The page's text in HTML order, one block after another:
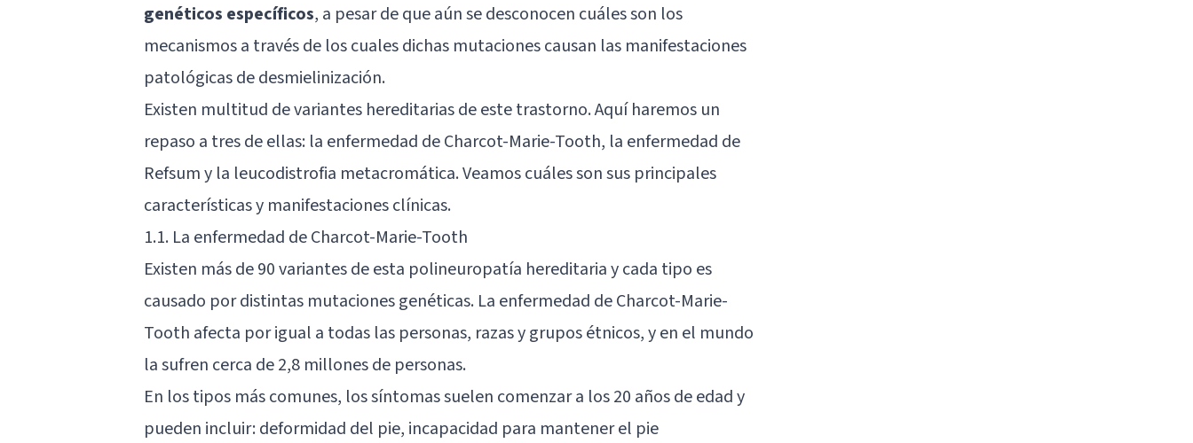
genéticos específicos, a pesar de que aún se desconocen cuáles son los
mecanismos a través de los cuales dichas mutaciones causan las manifestaciones
patológicas de desmielinización.
Existen multitud de variantes hereditarias de este trastorno. Aquí haremos un
repaso a tres de ellas: la enfermedad de Charcot-Marie-Tooth, la enfermedad de
Refsum y la leucodistrofia metacromática. Veamos cuáles son sus principales
características y manifestaciones clínicas.
1.1. La enfermedad de Charcot-Marie-Tooth
Existen más de 90 variantes de esta polineuropatía hereditaria y cada tipo es
causado por distintas mutaciones genéticas. La enfermedad de Charcot-Marie-
Tooth afecta por igual a todas las personas, razas y grupos étnicos, y en el mundo
la sufren cerca de 2,8 millones de personas.
En los tipos más comunes, los síntomas suelen comenzar a los 20 años de edad y
pueden incluir: deformidad del pie, incapacidad para mantener el pie